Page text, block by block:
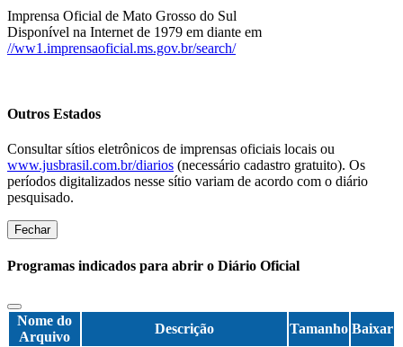
Imprensa Oficial de Mato Grosso do Sul
Disponível na Internet de 1979 em diante em
//ww1.imprensaoficial.ms.gov.br/search/
Outros Estados
Consultar sítios eletrônicos de imprensas oficiais locais ou
www.jusbrasil.com.br/diarios (necessário cadastro gratuito). Os
períodos digitalizados nesse sítio variam de acordo com o diário
pesquisado.
Fechar
Programas indicados para abrir o Diário Oficial
Nome do
Arquivo
Descrição Tamanho Baixar